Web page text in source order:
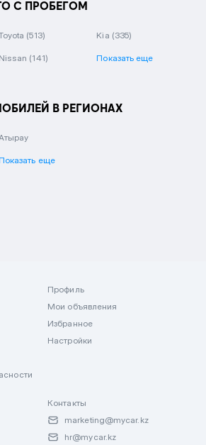
С ПРОБЕГОМ
(513) Kia (335)
Nissan (141) Показать еще
В РЕГИОНАХ
Показать еще
Профиль
Мои объявления
Избранное
Настройки
Контакты
marketing@mycar.kz
hr@mycar.kz